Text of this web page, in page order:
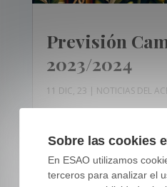
Previsión
2023/2024
11 DIC, 23 | NOTICIAS DEL
Sobre las cookies
En ESAO utilizamos
terceros para analizar el